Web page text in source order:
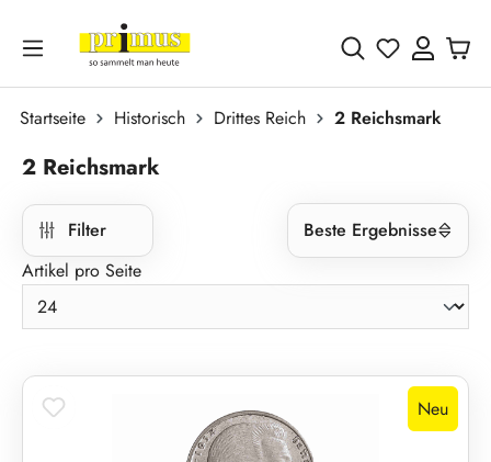
Zum Hauptinhalt springen
Du hast 0
Startseite Historisch Drittes Reich 2 Reichsmark
2 Reichsmark
Filter
Beste Ergebnisse
Artikel pro Seite
Neu